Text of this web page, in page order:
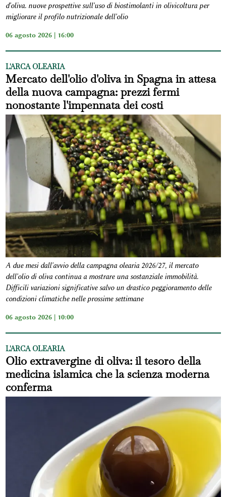
d'oliva. nuove prospettive sull'uso di biostimolanti in olivicoltura per
migliorare il profilo nutrizionale dell'olio
06 agosto 2026 | 16:00
L'ARCA OLEARIA
Mercato dell'olio d'oliva in Spagna in attesa
della nuova campagna: prezzi fermi
nonostante l'impennata dei costi
A due mesi dall'avvio della campagna olearia 2026/27, il mercato
dell'olio di oliva continua a mostrare una sostanziale immobilità.
Difficili variazioni significative salvo un drastico peggioramento delle
condizioni climatiche nelle prossime settimane
06 agosto 2026 | 10:00
L'ARCA OLEARIA
Olio extravergine di oliva: il tesoro della
medicina islamica che la scienza moderna
conferma